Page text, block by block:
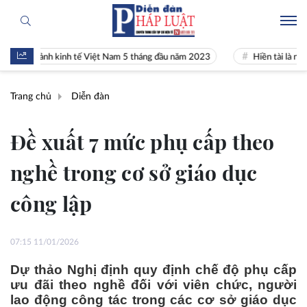
kinh tế Việt Nam 5 tháng đầu năm 2023 Hiền tài là nguyên khí
Trang chủ Diễn đàn
Đề xuất 7 mức phụ cấp theo
nghề trong cơ sở giáo dục
công lập
07:15 11/01/2026
Dự thảo Nghị định quy định chế độ phụ cấp
ưu đãi theo nghề đối với viên chức, người
lao động công tác trong các cơ sở giáo dục